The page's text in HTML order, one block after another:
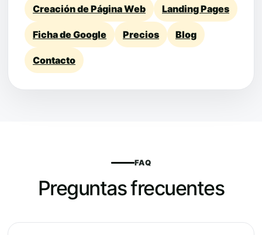
Creación de Página Web Landing Pages
Ficha de Google Precios Blog
Contacto
FAQ
Preguntas frecuentes